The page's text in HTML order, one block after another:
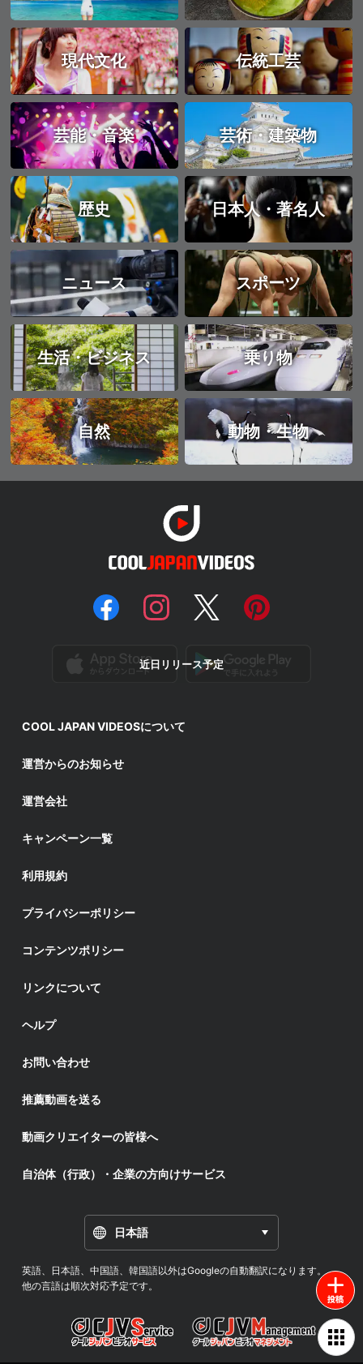
現代文化 伝統工芸
芸能・音楽 芸術・建築物
歴史 日本人・著名人
ニュース スポーツ
生活・ビジネス 乗り物
自然 動物・生物
近日リリース予定
COOL JAPAN VIDEOSについて
運営からのお知らせ
運営会社
キャンペーン一覧
利用規約
プライバシーポリシー
コンテンツポリシー
リンクについて
ヘルプ
お問い合わせ
推薦動画を送る
動画クリエイターの皆様へ
自治体（行政）・企業の方向けサービス
日本語
英語、日本語、中国語、韓国語以外はGoogleの自動翻訳になります。
他の言語は順次対応予定です。